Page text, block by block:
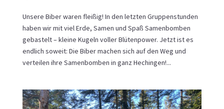
Unsere Biber waren fleißig! In den letzten Gruppenstunden
haben wir mit viel Erde, Samen und Spaß Samenbomben
gebastelt – kleine Kugeln voller Blütenpower. Jetzt ist es
endlich soweit: Die Biber machen sich auf den Weg und
verteilen ihre Samenbomben in ganz Hechingen!...